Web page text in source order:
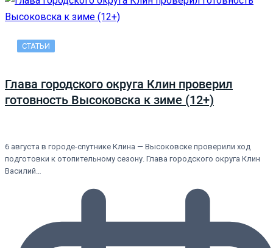
СТАТЬИ
Глава городского округа Клин проверил
готовность Высоковска к зиме (12+)
6 августа в городе-спутнике Клина — Высоковске проверили ход
подготовки к отопительному сезону. Глава городского округа Клин
Василий…